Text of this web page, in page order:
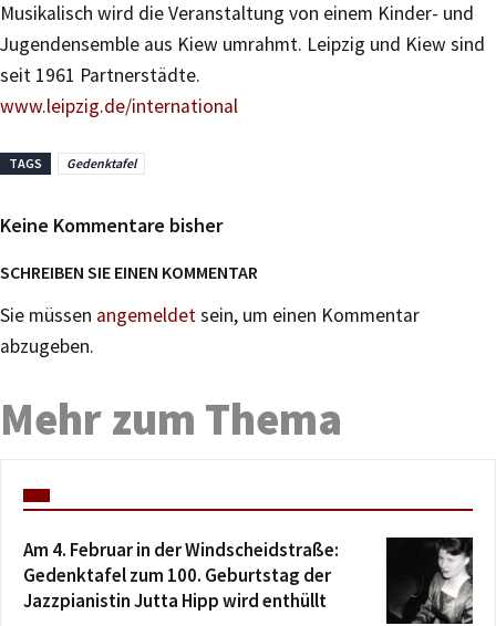
Musikalisch wird die Veranstaltung von einem Kinder- und
Jugendensemble aus Kiew umrahmt. Leipzig und Kiew sind
seit 1961 Partnerstädte.
www.leipzig.de/international
TAGS Gedenktafel
Keine Kommentare bisher
SCHREIBEN SIE EINEN KOMMENTAR
Sie müssen angemeldetsein, um einen Kommentar
abzugeben.
Mehr zum Thema
Am 4. Februar in der Windscheidstraße:
Gedenktafel zum 100. Geburtstag der
Jazzpianistin Jutta Hipp wird enthüllt